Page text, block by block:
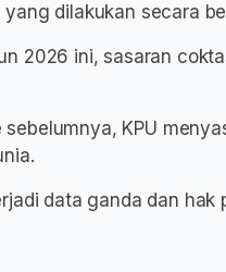
yang dilakukan secara
2026 ini, sasaran
KPU
data ganda dan